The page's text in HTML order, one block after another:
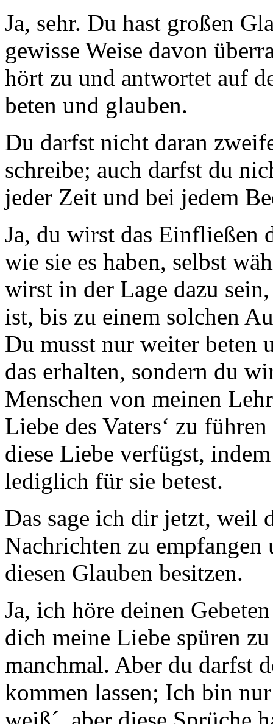
Ja, sehr. Du hast großen
gewisse Weise davon
hört zu und antwortet auf
beten und glauben.
Du darfst nicht daran
schreibe; auch darfst du
jeder Zeit und bei jedem
Ja, du wirst das Einfließen
wie sie es haben, selbst
wirst in der Lage dazu
ist, bis zu einem solchen
Du musst nur weiter beten
das erhalten, sondern du
Menschen von meinen
Liebe des Vaters‘ zu
diese Liebe verfügst,
lediglich für sie betest.
Das sage ich dir jetzt, weil
Nachrichten zu
diesen Glauben besitzen.
Ja, ich höre deinen
dich meine Liebe spüren
manchmal. Aber du darfst
kommen lassen; Ich bin